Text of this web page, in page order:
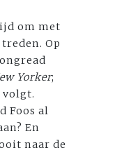
om met
Op
Yorker;
volgt.
Foos al
En
naar de